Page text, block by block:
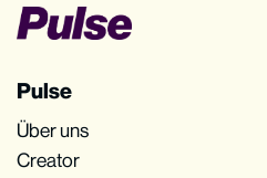
Pulse
Über uns
Creator